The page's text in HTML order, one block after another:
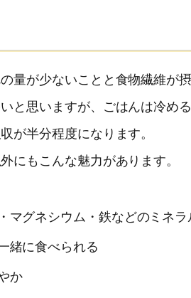
量が少ないことと食物繊維が
と思いますが、ごはんは冷め
が半分程度になります。
にもこんな魅力があります。
マグネシウム・鉄などのミネラ
緒に食べられる
か